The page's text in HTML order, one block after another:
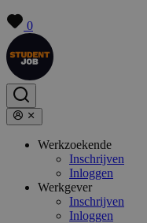
0
Werkzoekende
Inschrijven
Inloggen
Werkgever
Inschrijven
Inloggen